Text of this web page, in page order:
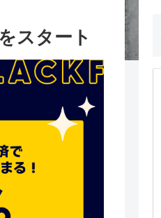
スタート